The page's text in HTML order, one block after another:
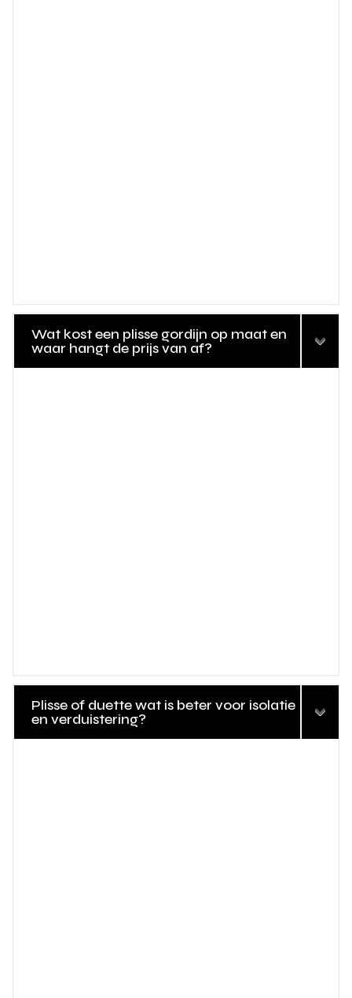
Wat kost een plisse gordijn op maat en
waar hangt de prijs van af?
Plisse of duette wat is beter voor isolatie
en verduistering?